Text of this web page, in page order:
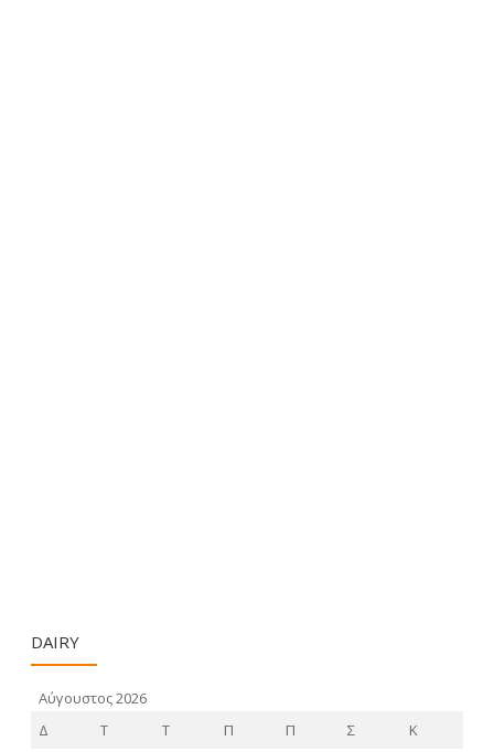
DAIRY
Αύγουστος 2026
Δ
Τ Τ Π Π Σ
Κ